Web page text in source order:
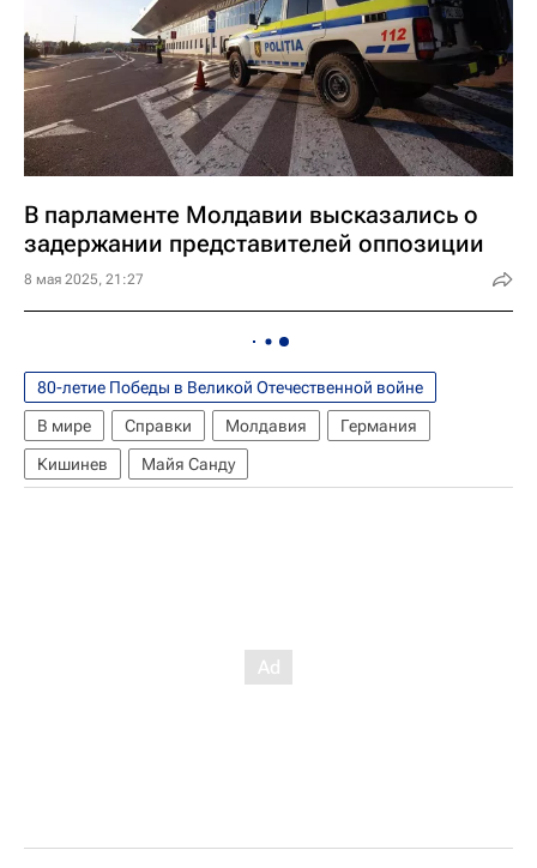
В парламенте Молдавии высказались о
задержании представителей оппозиции
8 мая 2025, 21:27
80-летие Победы в Великой Отечественной войне
В мире
Справки Молдавия
Германия
Кишинев
Майя Санду